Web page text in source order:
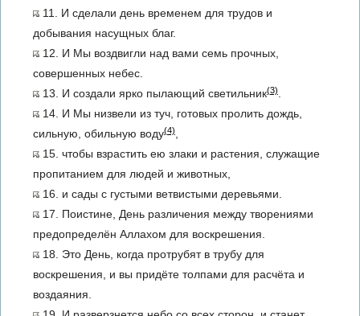
11. И сделали день временем для трудов и
добывания насущных благ.
12. И Мы воздвигли над вами семь прочных,
совершенных небес.
13. И создали ярко пылающий светильник(3)
14. И Мы низвели из туч, готовых пролить дождь,
сильную, обильную воду(4)
15. чтобы взрастить ею злаки и растения, служащие
пропитанием для людей и животных,
16. и сады с густыми ветвистыми деревьями.
17. Поистине, День различения между творениями
предопределён Аллахом для воскрешения.
18. Это День, когда протрубят в трубу для
воскрешения, и вы придёте толпами для расчёта и
воздаяния.